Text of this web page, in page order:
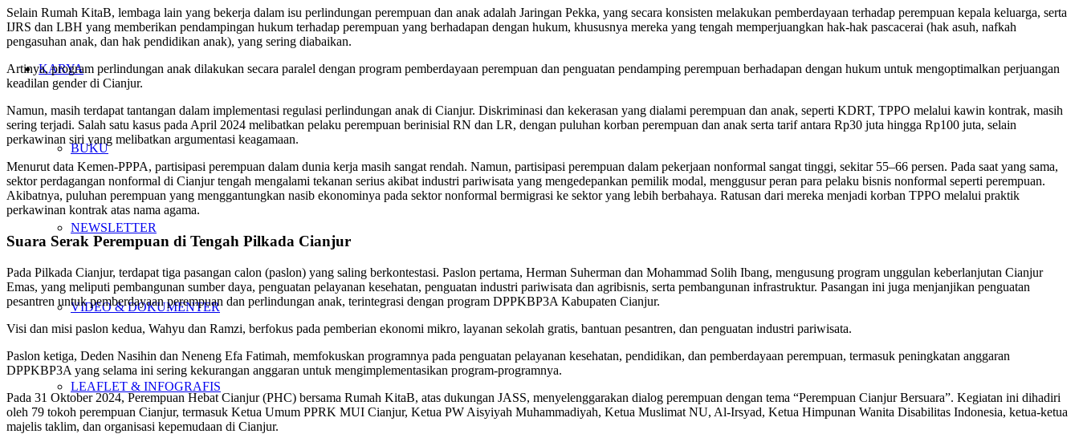
KARYA
BUKU
NEWSLETTER
VIDEO & DOKUMENTER
LEAFLET & INFOGRAFIS
Selain Rumah KitaB, lembaga lain yang bekerja dalam isu perlindungan perempuan dan anak adalah Jaringan Pekka, yang secara konsisten melakukan pemberdayaan terhadap perempuan kepala keluarga, serta
IJRS dan LBH yang memberikan pendampingan hukum terhadap perempuan yang berhadapan dengan hukum, khususnya mereka yang tengah memperjuangkan hak-hak pascacerai (hak asuh, nafkah
pengasuhan anak, dan hak pendidikan anak), yang sering diabaikan.
Artinya, program perlindungan anak dilakukan secara paralel dengan program pemberdayaan perempuan dan penguatan pendamping perempuan berhadapan dengan hukum untuk mengoptimalkan perjuangan
keadilan gender di Cianjur.
Namun, masih terdapat tantangan dalam implementasi regulasi perlindungan anak di Cianjur. Diskriminasi dan kekerasan yang dialami perempuan dan anak, seperti KDRT, TPPO melalui kawin kontrak, masih
sering terjadi. Salah satu kasus pada April 2024 melibatkan pelaku perempuan berinisial RN dan LR, dengan puluhan korban perempuan dan anak serta tarif antara Rp30 juta hingga Rp100 juta, selain
perkawinan siri yang melibatkan argumentasi keagamaan.
Menurut data Kemen-PPPA, partisipasi perempuan dalam dunia kerja masih sangat rendah. Namun, partisipasi perempuan dalam pekerjaan nonformal sangat tinggi, sekitar 55–66 persen. Pada saat yang sama,
sektor perdagangan nonformal di Cianjur tengah mengalami tekanan serius akibat industri pariwisata yang mengedepankan pemilik modal, menggusur peran para pelaku bisnis nonformal seperti perempuan.
Akibatnya, puluhan perempuan yang menggantungkan nasib ekonominya pada sektor nonformal bermigrasi ke sektor yang lebih berbahaya. Ratusan dari mereka menjadi korban TPPO melalui praktik
perkawinan kontrak atas nama agama.
Suara Serak Perempuan di Tengah Pilkada Cianjur
Pada Pilkada Cianjur, terdapat tiga pasangan calon (paslon) yang saling berkontestasi. Paslon pertama, Herman Suherman dan Mohammad Solih Ibang, mengusung program unggulan keberlanjutan Cianjur
Emas, yang meliputi pembangunan sumber daya, penguatan pelayanan kesehatan, penguatan industri pariwisata dan agribisnis, serta pembangunan infrastruktur. Pasangan ini juga menjanjikan penguatan
pesantren untuk pemberdayaan perempuan dan perlindungan anak, terintegrasi dengan program DPPKBP3A Kabupaten Cianjur.
Visi dan misi paslon kedua, Wahyu dan Ramzi, berfokus pada pemberian ekonomi mikro, layanan sekolah gratis, bantuan pesantren, dan penguatan industri pariwisata.
Paslon ketiga, Deden Nasihin dan Neneng Efa Fatimah, memfokuskan programnya pada penguatan pelayanan kesehatan, pendidikan, dan pemberdayaan perempuan, termasuk peningkatan anggaran
DPPKBP3A yang selama ini sering kekurangan anggaran untuk mengimplementasikan program-programnya.
Pada 31 Oktober 2024, Perempuan Hebat Cianjur (PHC) bersama Rumah KitaB, atas dukungan JASS, menyelenggarakan dialog perempuan dengan tema “Perempuan Cianjur Bersuara”. Kegiatan ini dihadiri
oleh 79 tokoh perempuan Cianjur, termasuk Ketua Umum PPRK MUI Cianjur, Ketua PW Aisyiyah Muhammadiyah, Ketua Muslimat NU, Al-Irsyad, Ketua Himpunan Wanita Disabilitas Indonesia, ketua-ketua
majelis taklim, dan organisasi kepemudaan di Cianjur.